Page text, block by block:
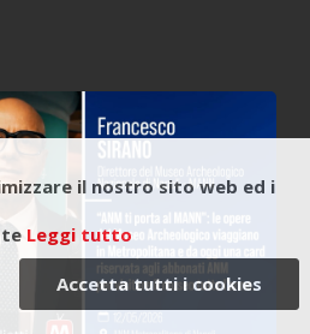
il nostro sito web ed i
Leggi tutto
Accetta tutti i cookies